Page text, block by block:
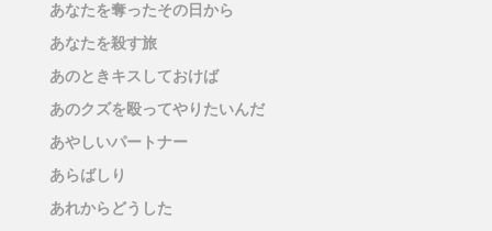
あなたを奪ったその日から
あなたを殺す旅
あのときキスしておけば
あのクズを殴ってやりたいんだ
あやしいパートナー
あらばしり
あれからどうした